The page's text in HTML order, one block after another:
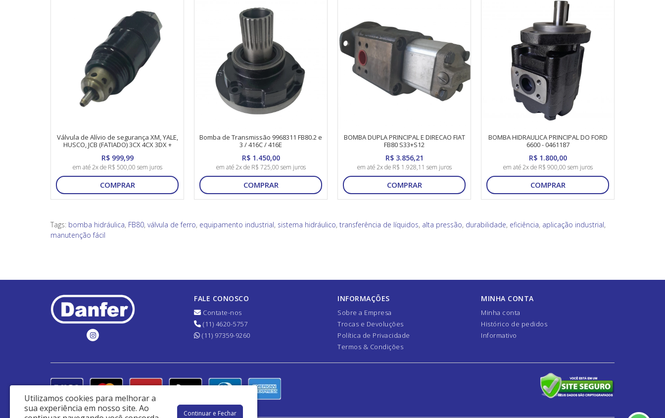
Válvula de Alívio de segurança XM, YALE,
HUSCO, JCB (FATIADO) 3CX 4CX 3DX +
R$ 999,99
em até 2x de R$ 500,00 sem juros
COMPRAR
Bomba de Transmissão 9968311 FB80.2 e
3 / 416C / 416E
R$ 1.450,00
em até 2x de R$ 725,00 sem juros
COMPRAR
BOMBA DUPLA PRINCIPAL E DIRECAO FIAT
FB80 S33+S12
R$ 3.856,21
em até 2x de R$ 1.928,11 sem juros
COMPRAR
BOMBA HIDRAULICA PRINCIPAL DO FORD
6600 - 0461187
R$ 1.800,00
em até 2x de R$ 900,00 sem juros
COMPRAR
Tags: bomba hidráulica, FB80, válvula de ferro, equipamento industrial, sistema hidráulico, transferência de líquidos, alta pressão, durabilidade, eficiência, aplicação industrial,
manutenção fácil
FALE CONOSCO
Contate-nos
(11) 4620-5757
(11) 97359-9260
INFORMAÇÕES
Sobre a Empresa
Trocas e Devoluções
Política de Privacidade
Termos & Condições
MINHA CONTA
Minha conta
Histórico de pedidos
Informativo
Utilizamos cookies para melhorar a
sua experiência em nosso site. Ao
Continuar e Fechar